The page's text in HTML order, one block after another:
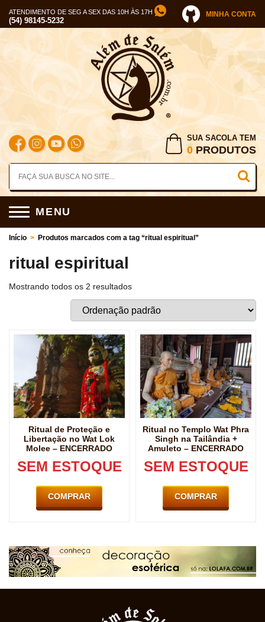
ATENDIMENTO DE SEG A SEX DAS 10H ÀS 17H
(54) 98145-5232
MINHA CONTA
SUA SACOLA TEM
0 PRODUTOS
MENU
Início > Produtos marcados com a tag “ritual espiritual”
ritual espiritual
Mostrando todos os 2 resultados
Ritual de Proteção e
Libertação no Wat Lok
Molee – ENCERRADO
SEM ESTOQUE
COMPRAR
Ritual no Templo Wat Phra
Singh na Tailândia +
Amuleto – ENCERRADO
SEM ESTOQUE
COMPRAR